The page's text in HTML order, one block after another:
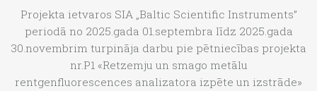
Projekta ietvaros SIA „Baltic Scientific Instruments”
periodā no 2025.gada 01.septembra līdz 2025.gada
30.novembrim turpināja darbu pie pētniecības projekta
nr.P1 «Retzemju un smago metālu
rentgenfluorescences analizatora izpēte un izstrāde»